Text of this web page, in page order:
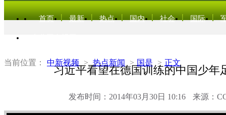
首页 最新 热点 国内 社会 国际
当前位置： 中新视频 > 热点新闻 > 国是 > 正文
习近平看望在德国训练的中国少年
发布时间：2014年03月30日 10:16 来源：